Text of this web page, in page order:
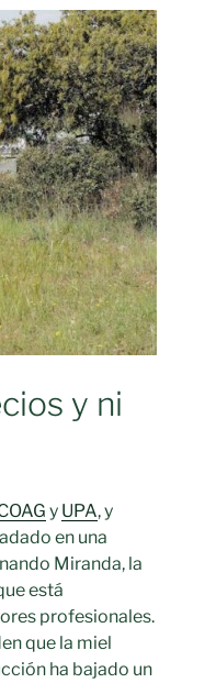
y ni
y UPA, y
en una
Miranda, la
está
profesionales.
que la miel
ha bajado un